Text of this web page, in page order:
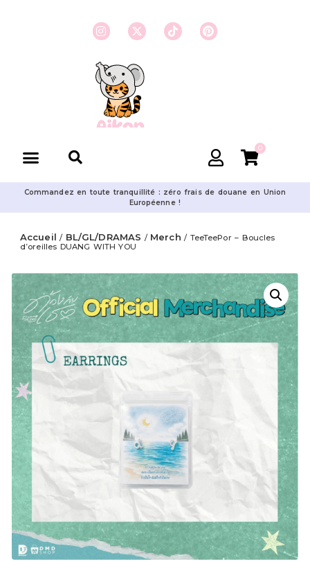
0
Commandez en toute tranquillité : zéro frais de douane en Union
Européenne !
Accueil / BL/GL/DRAMAS / Merch / TeeTeePor – Boucles
d’oreilles DUANG WITH YOU